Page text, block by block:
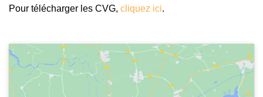
Pour télécharger les CVG, cliquez ici.